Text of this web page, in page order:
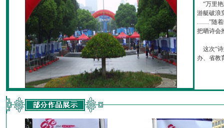
“万里艳
游艇破浪
……”随着
把晒诗会
这次“诗
办、省教